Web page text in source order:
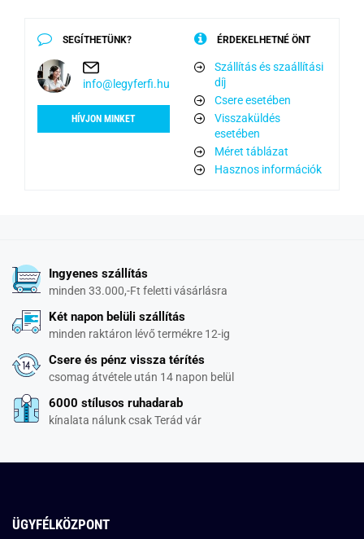
SEGÍTHETÜNK?
info@legyferfi.hu
HÍVJON MINKET
ÉRDEKELHETNÉ ÖNT
Szállítás és szaállítási
díj
Csere esetében
Visszaküldés
esetében
Méret táblázat
Hasznos információk
Ingyenes szállítás
minden 33.000,-Ft feletti vásárlásra
Két napon belüli szállítás
minden raktáron lévő termékre 12-ig
Csere és pénz vissza térítés
csomag átvétele után 14 napon belül
6000 stílusos ruhadarab
kínalata nálunk csak Terád vár
ÜGYFÉLKÖZPONT